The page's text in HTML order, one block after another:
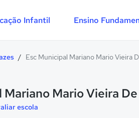
Infantil Ensino
/ Esc Municipal Mariano Mario Vieira
Mariano Mario Vieira
escola